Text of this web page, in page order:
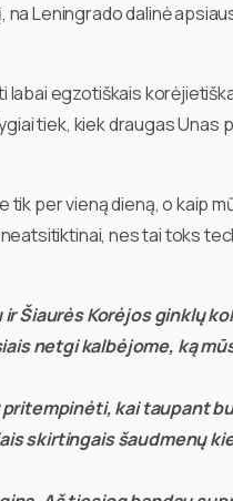
Leningrado dalinė
labai egzotiškais
tiek, kiek draugas Unas
per vieną dieną, o kaip
nes tai toks
Šiaurės Korėjos ginklų
netgi kalbėjome, ką
kai taupant
skirtingais šaudmenų